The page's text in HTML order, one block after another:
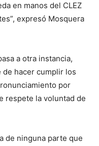
en manos del CLEZ
expresó Mosquera
a otra instancia,
de hacer cumplir los
por
respete la voluntad de
de ninguna parte que